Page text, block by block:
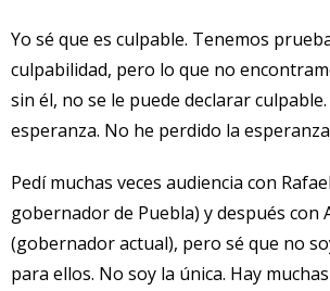
Yo sé que es culpable. Tenemos
culpabilidad, pero lo que no
sin él, no se le puede declarar
esperanza. No he perdido la
Pedí muchas veces audiencia con
gobernador de Puebla) y después con
(gobernador actual), pero sé que no
para ellos. No soy la única. Hay